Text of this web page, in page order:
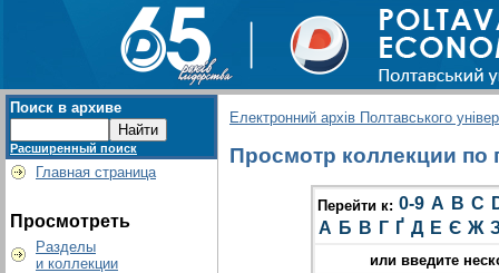
Поиск в архиве
Расширенный поиск
Главная страница
Просмотреть
Разделы
и коллекции
Електронний архів Полтавського
Просмотр коллекции
Перейти к: 0-9 A B C
А Б В Г Ґ Д Е Є Ж
или введите